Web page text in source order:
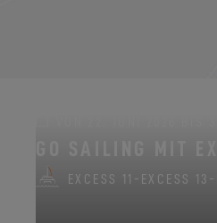
EXCESS 11 - EXCESS 13 -